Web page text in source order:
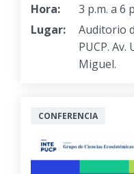
Hora:
3 p.m. a 6
Lugar:
Auditorio
PUCP.
Miguel.
CONFERENCIA